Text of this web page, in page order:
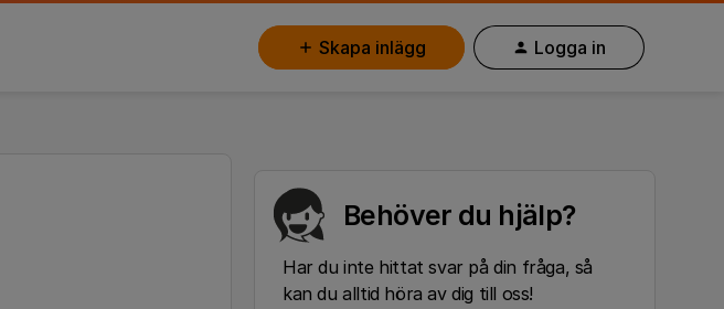
Skapa inlägg Logga in
Behöver du hjälp?
Har du inte hittat svar på din fråga, så
kan du alltid höra av dig till oss!